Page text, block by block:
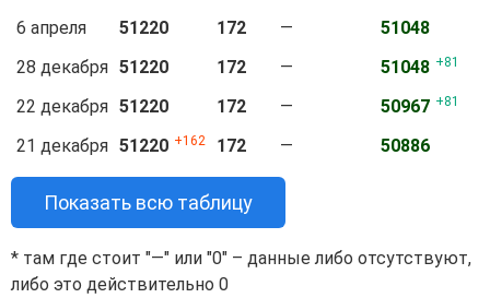
6 апреля
51220 172 —
51048
28 декабря 51220 172 — 51048 81
22 декабря 51220 172 — 50967 81
21 декабря 51220 162 172 — 50886
Показать всю таблицу
* там где стоит "—" или "0" – данные либо отсутствуют,
либо это действительно 0